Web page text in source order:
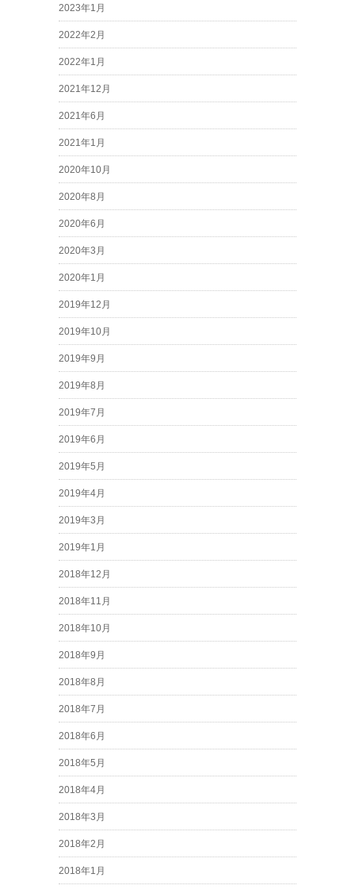
2023年1月
2022年2月
2022年1月
2021年12月
2021年6月
2021年1月
2020年10月
2020年8月
2020年6月
2020年3月
2020年1月
2019年12月
2019年10月
2019年9月
2019年8月
2019年7月
2019年6月
2019年5月
2019年4月
2019年3月
2019年1月
2018年12月
2018年11月
2018年10月
2018年9月
2018年8月
2018年7月
2018年6月
2018年5月
2018年4月
2018年3月
2018年2月
2018年1月